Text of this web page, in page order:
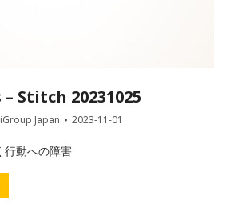
Stitch 20231025
iGroup Japan 2023-11-01
行動への障害